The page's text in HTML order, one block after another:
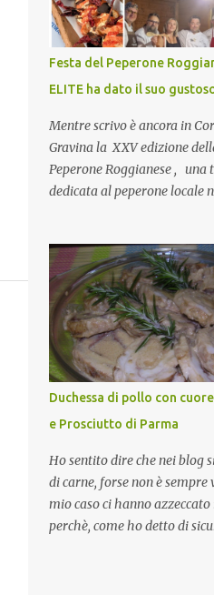
e cerco degli spunti...
vero domenica prossima
perché vado al Pranzo
anno organizzato dai mie
Pranzo aziendale? Una bella
Cuocapercaso : si, è un
tutti a fine anno e tirare le
naturalmente mangiando
grande convivialità! CoCo : è
spesso l’ambiente
opportunità, non trovi?
concordo! …addirittura si
Festa del Peperone
ELITE ha dato il suo
Mentre scrivo è ancora in
Gravina la XXV edizione
Peperone Roggianese , una
dedicata al peperone locale
piccante, inserito dal
Politiche Agricole Alimentari
nella lista dei Prodotti
Tradizionali (Pat) della
ingrediente versatile in
fresco o essiccato in ricette
in piatti innovativi. Durante
dell'evento abbiamo avuto
versatilità di questo
"2° Concorso Gastronomico
di peperone Roggianese"
Santagata , presidente
dell'associazione
Duchessa di pollo con
e Prosciutto di Parma
Ho sentito dire che nei blog
di carne, forse non è sempre
mio caso ci hanno azzeccato
perchè, come ho detto di